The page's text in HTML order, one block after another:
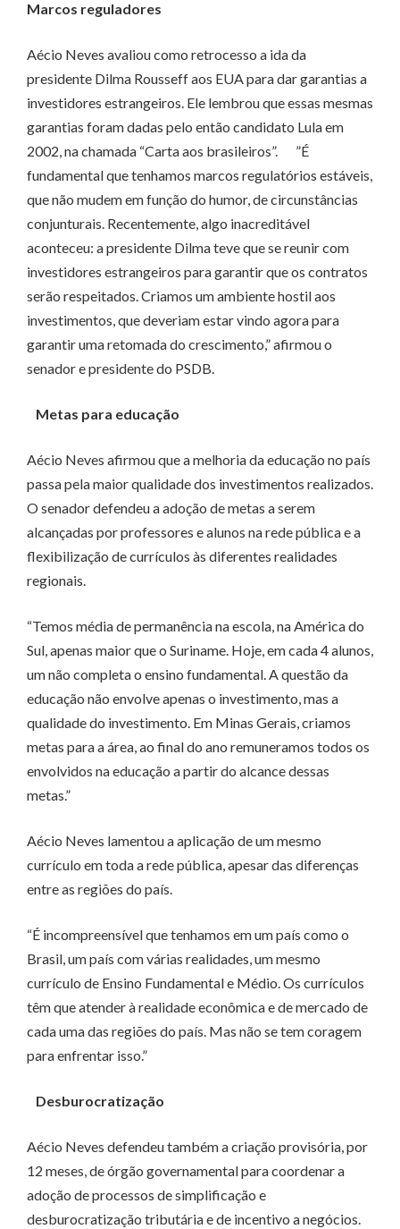
Marcos reguladores
Aécio Neves avaliou como retrocesso a ida da
presidente Dilma Rousseff aos EUA para dar garantias a
investidores estrangeiros. Ele lembrou que essas mesmas
garantias foram dadas pelo então candidato Lula em
2002, na chamada “Carta aos brasileiros”. ”É
fundamental que tenhamos marcos regulatórios estáveis,
que não mudem em função do humor, de circunstâncias
conjunturais. Recentemente, algo inacreditável
aconteceu: a presidente Dilma teve que se reunir com
investidores estrangeiros para garantir que os contratos
serão respeitados. Criamos um ambiente hostil aos
investimentos, que deveriam estar vindo agora para
garantir uma retomada do crescimento,” afirmou o
senador e presidente do PSDB.
Metas para educação
Aécio Neves afirmou que a melhoria da educação no país
passa pela maior qualidade dos investimentos realizados.
O senador defendeu a adoção de metas a serem
alcançadas por professores e alunos na rede pública e a
flexibilização de currículos às diferentes realidades
regionais.
“Temos média de permanência na escola, na América do
Sul, apenas maior que o Suriname. Hoje, em cada 4 alunos,
um não completa o ensino fundamental. A questão da
educação não envolve apenas o investimento, mas a
qualidade do investimento. Em Minas Gerais, criamos
metas para a área, ao final do ano remuneramos todos os
envolvidos na educação a partir do alcance dessas
metas.”
Aécio Neves lamentou a aplicação de um mesmo
currículo em toda a rede pública, apesar das diferenças
entre as regiões do país.
“É incompreensível que tenhamos em um país como o
Brasil, um país com várias realidades, um mesmo
currículo de Ensino Fundamental e Médio. Os currículos
têm que atender à realidade econômica e de mercado de
cada uma das regiões do país. Mas não se tem coragem
para enfrentar isso.”
Desburocratização
Aécio Neves defendeu também a criação provisória, por
12 meses, de órgão governamental para coordenar a
adoção de processos de simplificação e
desburocratização tributária e de incentivo a negócios.